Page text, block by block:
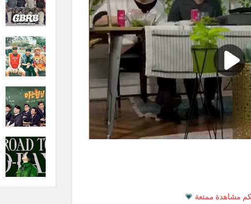
مشاهدة ممتعة 💗